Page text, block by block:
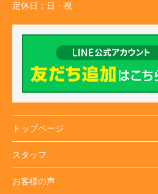
定休日： 日・祝
トップページ
スタッフ
お客様の声